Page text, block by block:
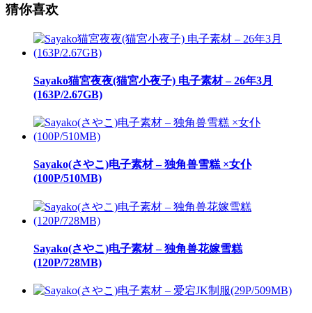
猜你喜欢
Sayako猫宮夜夜(猫宮小夜子) 电子素材 – 26年3月
(163P/2.67GB)
Sayako(さやこ)电子素材 – 独角兽雪糕 ×女仆
(100P/510MB)
Sayako(さやこ)电子素材 – 独角兽花嫁雪糕
(120P/728MB)